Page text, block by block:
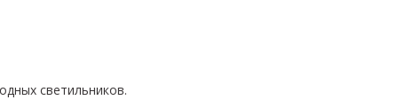
светильников.